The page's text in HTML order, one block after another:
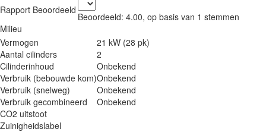
Rapport Beoordeeld
Beoordeeld: 4.00, op basis van 1 stemmen
Milieu
Vermogen
21 kW (28 pk)
Aantal cilinders
2
Cilinderinhoud
Onbekend
Verbruik (bebouwde kom)Onbekend
Verbruik (snelweg)
Onbekend
Verbruik gecombineerd
Onbekend
CO2 uitstoot
Zuinigheidslabel